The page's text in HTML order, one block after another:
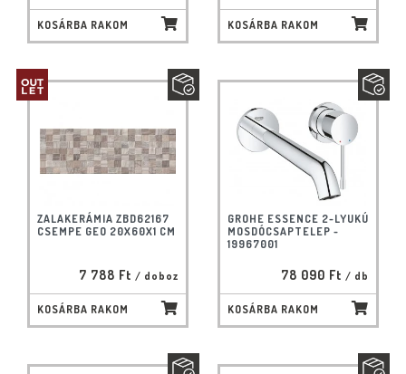
KOSÁRBA RAKOM KOSÁRBA RAKOM
ZALAKERÁMIA ZBD62167
CSEMPE GEO 20X60X1 CM
7 788 Ft / doboz
KOSÁRBA RAKOM
GROHE ESSENCE 2-LYUKÚ
MOSDÓCSAPTELEP -
19967001
78 090 Ft / db
KOSÁRBA RAKOM